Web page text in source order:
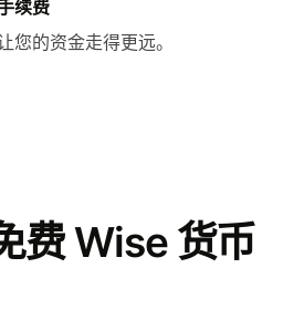
续费
您的资金走得更远。
费 Wise 货币